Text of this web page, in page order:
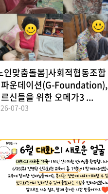
인맞춤돌봄]사회적협동조합
운데이션(G-Foundation),
신들을 위한 오메가3 ...
07-03